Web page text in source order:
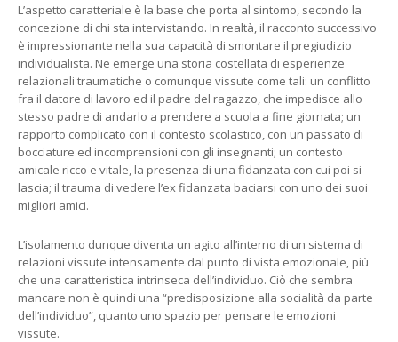
L’aspetto caratteriale è la base che porta al sintomo, secondo la
concezione di chi sta intervistando. In realtà, il racconto successivo
è impressionante nella sua capacità di smontare il pregiudizio
individualista. Ne emerge una storia costellata di esperienze
relazionali traumatiche o comunque vissute come tali: un conflitto
fra il datore di lavoro ed il padre del ragazzo, che impedisce allo
stesso padre di andarlo a prendere a scuola a fine giornata; un
rapporto complicato con il contesto scolastico, con un passato di
bocciature ed incomprensioni con gli insegnanti; un contesto
amicale ricco e vitale, la presenza di una fidanzata con cui poi si
lascia; il trauma di vedere l’ex fidanzata baciarsi con uno dei suoi
migliori amici.
L’isolamento dunque diventa un agito all’interno di un sistema di
relazioni vissute intensamente dal punto di vista emozionale, più
che una caratteristica intrinseca dell’individuo. Ciò che sembra
mancare non è quindi una “predisposizione alla socialità da parte
dell’individuo”, quanto uno spazio per pensare le emozioni
vissute.